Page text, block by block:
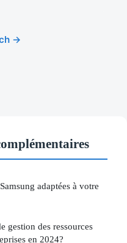
→
adaptées à votre
gestion des ressources
en 2024?